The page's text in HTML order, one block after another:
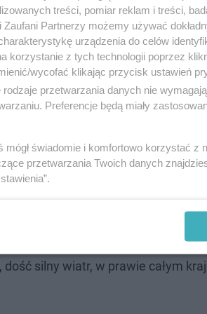
opady deszczu, a na wschodzie i
przyrost pokrywy śnieżnej w
gołoledź opady. Temperatury
Lokalnie w rejonach
silny wiatr, w prawie całym
treści, pomiar reklam i treści,
Partnerzy możemy używać
urządzenia do celów
korzystanie z tych technologii poprzez
wycofać klikając przycisk ustawień
rodzaje przetwarzania danych nie
Preferencje będą miały
świadomie i komfortowo korzystać z
przetwarzania Twoich danych